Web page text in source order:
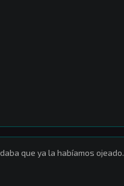
que ya la habíamos ojeado.